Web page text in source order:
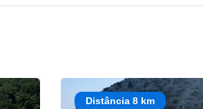
Distância 8 km